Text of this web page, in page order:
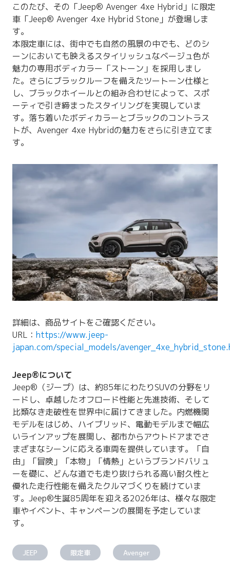
このたび、その「Jeep® Avenger 4xe Hybrid」に限定
車「Jeep® Avenger 4xe Hybrid Stone」が登場しま
す。
本限定車には、街中でも自然の風景の中でも、どのシ
ーンにおいても映えるスタイリッシュなベージュ色が
魅力の専用ボディカラー「ストーン」を採用しまし
た。さらにブラックルーフを備えたツートーン仕様と
し、ブラックホイールとの組み合わせによって、スポ
ーティで引き締まったスタイリングを実現していま
す。落ち着いたボディカラーとブラックのコントラス
トが、Avenger 4xe Hybridの魅力をさらに引き立てま
す。
詳細は、商品サイトをご確認ください。
URL：https://www.jeep-
japan.com/special_models/
Jeep®について
Jeep®（ジープ）は、約85年にわたりSUVの分野をリ
ードし、卓越したオフロード性能と先進技術、そして
比類なき走破性を世界中に届けてきました。内燃機関
モデルをはじめ、ハイブリッド、電動モデルまで幅広
いラインアップを展開し、都市からアウトドアまでさ
まざまなシーンに応える車両を提供しています。「自
由」「冒険」「本物」「情熱」というブランドバリュ
ーを礎に、どんな道でも走り抜けられる高い耐久性と
優れた走行性能を備えたクルマづくりを続けていま
す。Jeep®生誕85周年を迎える2026年は、様々な限定
車やイベント、キャンペーンの展開を予定していま
す。
JEEP 限定車 Avenger